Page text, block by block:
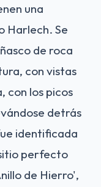
una
Harlech. Se
de roca
con vistas
con los picos
detrás
identificada
perfecto
de Hierro',